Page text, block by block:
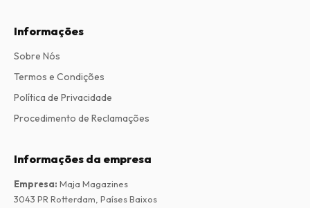
Informações
Sobre Nós
Termos e Condições
Política de Privacidade
Procedimento de Reclamações
Informações da empresa
Empresa: Maja Magazines
3043 PR Rotterdam, Países Baixos